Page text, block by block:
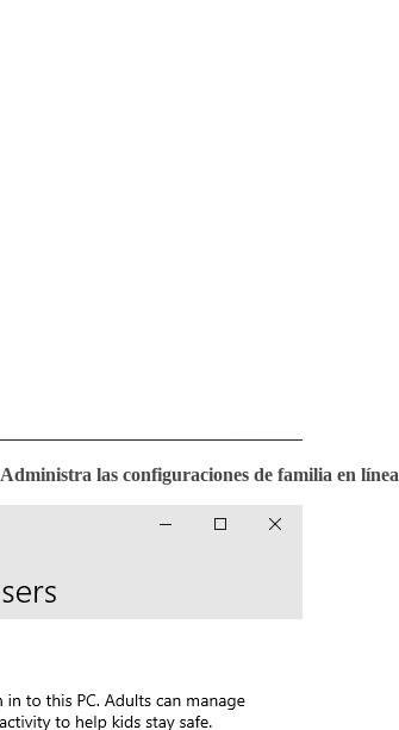
Administra las configuraciones de familia en línea